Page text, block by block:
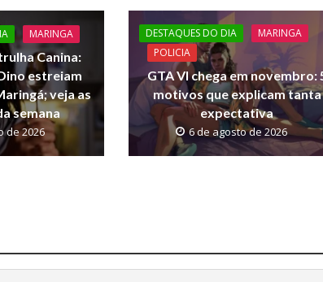
MARINGA
Canina:
estreiam
veja as
semana
de 2026
DESTAQUES DO DIA
MARINGA
POLICIA
GTA VI chega em novembro:
motivos que explicam tanta
expectativa
6 de agosto de 2026